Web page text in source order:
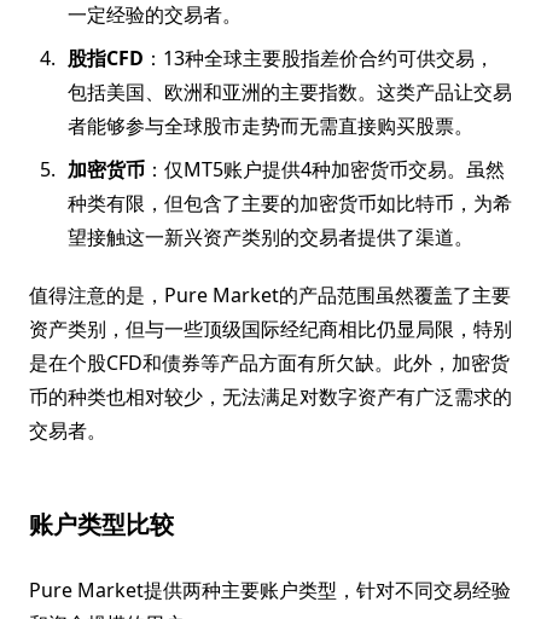
一定经验的交易者。
股指CFD ：13种全球主要股指差价合约可供交易，
包括美国、欧洲和亚洲的主要指数。这类产品让交易
者能够参与全球股市走势而无需直接购买股票。
加密货币 ：仅MT5账户提供4种加密货币交易。虽然
种类有限，但包含了主要的加密货币如比特币，为希
望接触这一新兴资产类别的交易者提供了渠道。
值得注意的是，Pure Market的产品范围虽然覆盖了主要
资产类别，但与一些顶级国际经纪商相比仍显局限，特别
是在个股CFD和债券等产品方面有所欠缺。此外，加密货
币的种类也相对较少，无法满足对数字资产有广泛需求的
交易者。
账户类型比较
Pure Market提供两种主要账户类型，针对不同交易经验